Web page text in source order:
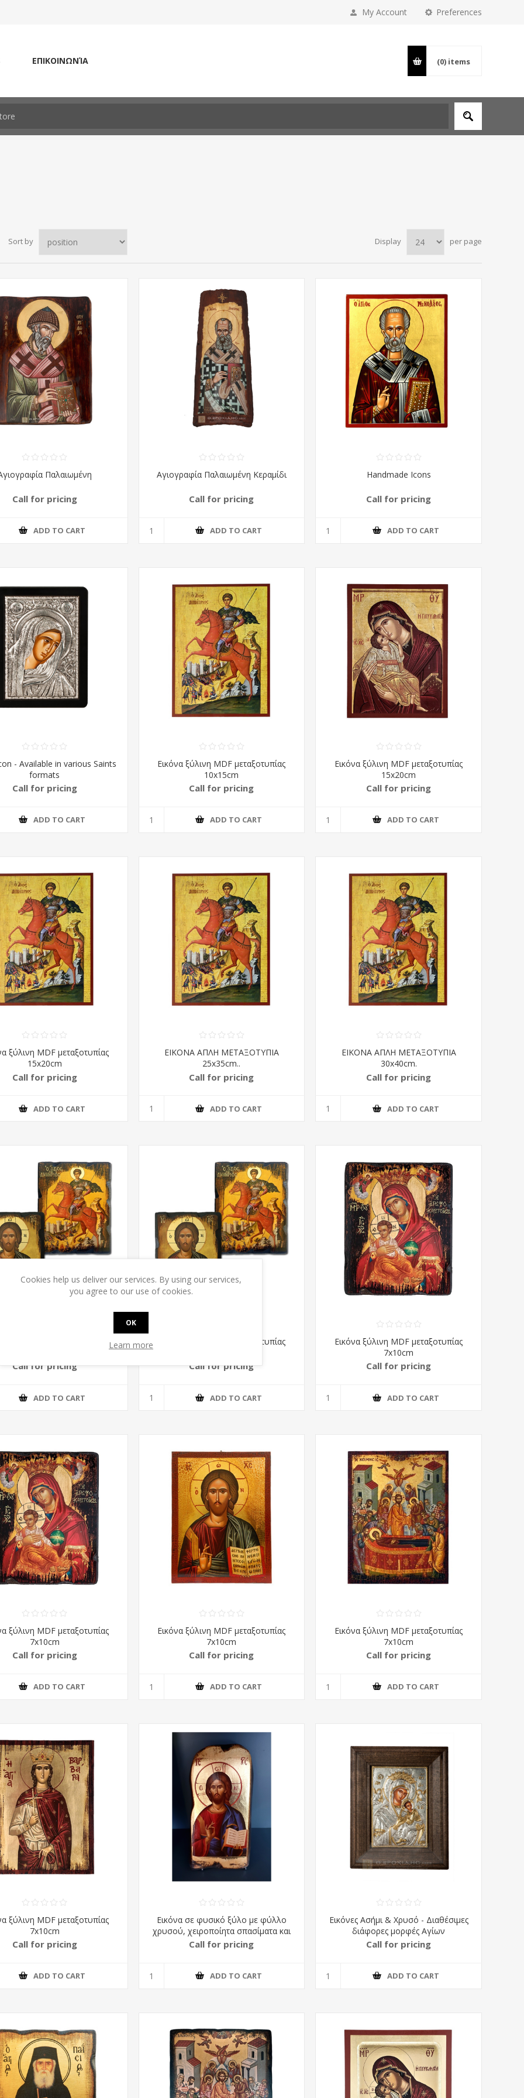
Preferences
My Account
ΕΠΙΚΟΙΝΩΝΊΑ (0) items
Sort by Display per page
Παλαιωμένη
Call for pricing
ADD TO CART
Αγιογραφία Παλαιωμένη Κεραμίδι
Call for pricing
ADD TO CART
Handmade Icons
Call for pricing
ADD TO CART
- Available in various Saints
formats
Call for pricing
ADD TO CART
Εικόνα ξύλινη MDF μεταξοτυπίας
10x15cm
Call for pricing
ADD TO CART
Εικόνα ξύλινη MDF μεταξοτυπίας
15x20cm
Call for pricing
ADD TO CART
ξύλινη MDF μεταξοτυπίας
15x20cm
Call for pricing
ADD TO CART
ΕΙΚΟΝΑ ΑΠΛΗ ΜΕΤΑΞΟΤΥΠΙΑ
25x35cm..
Call for pricing
ADD TO CART
ΕΙΚΟΝΑ ΑΠΛΗ ΜΕΤΑΞΟΤΥΠΙΑ
30x40cm.
Call for pricing
ADD TO CART
Call for pricing
ADD TO CART
Εικόνα ξύλινη MDF μεταξοτυπίας
Call for pricing
ADD TO CART
Εικόνα ξύλινη MDF μεταξοτυπίας
7x10cm
Call for pricing
ADD TO CART
ξύλινη MDF μεταξοτυπίας
7x10cm
Call for pricing
ADD TO CART
Εικόνα ξύλινη MDF μεταξοτυπίας
7x10cm
Call for pricing
ADD TO CART
Εικόνα ξύλινη MDF μεταξοτυπίας
7x10cm
Call for pricing
ADD TO CART
ξύλινη MDF μεταξοτυπίας
7x10cm
Call for pricing
ADD TO CART
Εικόνα σε φυσικό ξύλο με φύλλο
χρυσού, χειροποίητα σπασίματα και
κέρινη παλαίωση
Call for pricing
ADD TO CART
Εικόνες Ασήμι & Χρυσό - Διαθέσιμες
διάφορες μορφές Αγίων
Call for pricing
ADD TO CART
Cookies help us deliver our services. By using our services,
you agree to our use of cookies.
OK
Learn more